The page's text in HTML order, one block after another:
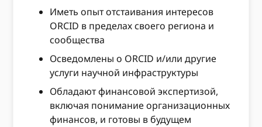
Иметь опыт отстаивания интересов
ORCID в пределах своего региона и
сообщества
Осведомлены о ORCID и/или другие
услуги научной инфраструктуры
Обладают финансовой экспертизой,
включая понимание организационных
финансов, и готовы в будущем